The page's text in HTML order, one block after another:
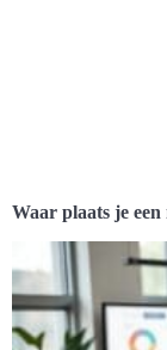
Waar plaats je